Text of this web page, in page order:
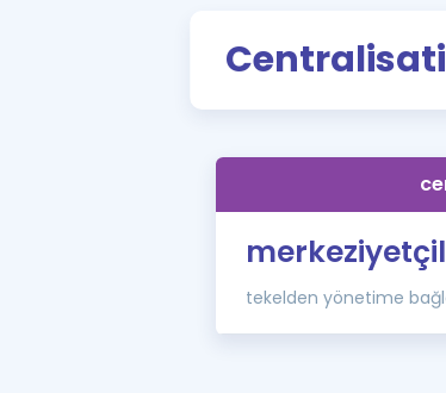
tekelden yönetime